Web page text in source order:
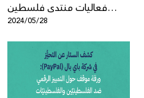
فعاليات منتدى فلسطين
للنشاط الرقمي 20242024/05/28